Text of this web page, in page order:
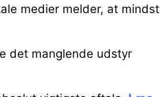
medier melder, at mindst
det manglende udstyr